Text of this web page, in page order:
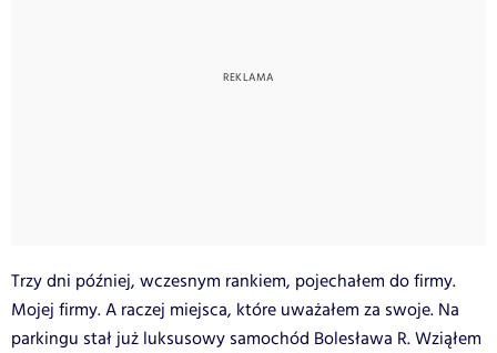
Trzy dni później, wczesnym rankiem, pojechałem do firmy.
Mojej firmy. A raczej miejsca, które uważałem za swoje. Na
parkingu stał już luksusowy samochód Bolesława R. Wziąłem